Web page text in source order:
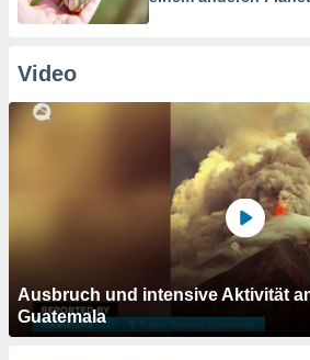
Video
Ausbruch und intensive Aktivität
Guatemala